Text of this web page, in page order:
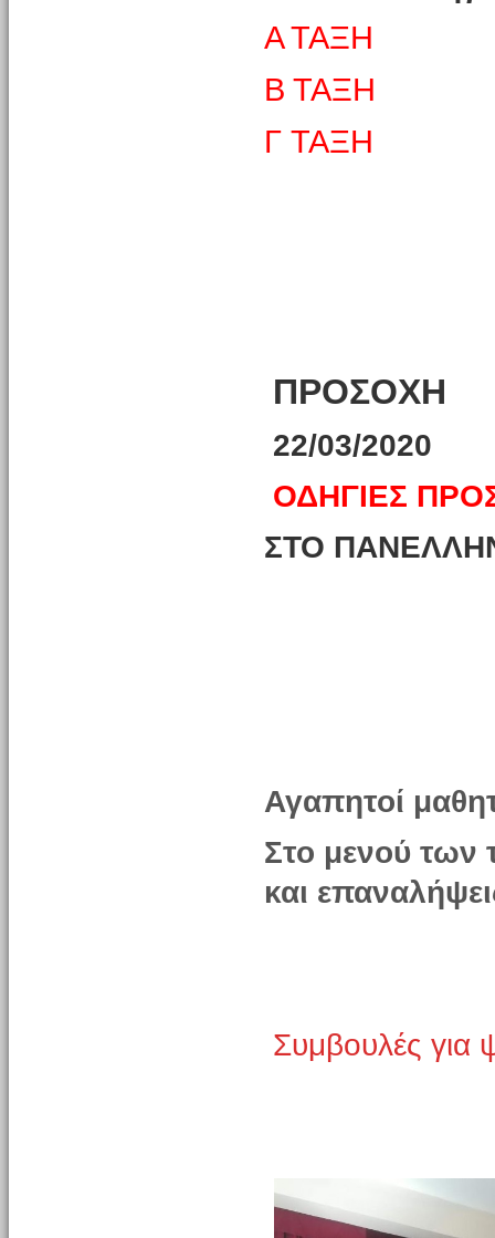
Α ΤΑΞΗ
Β ΤΑΞΗ
Γ ΤΑΞΗ
ΠΡΟΣΟΧΗ
22/03/2020
ΟΔΗΓΙΕΣ
ΣΤΟ
Αγαπητοί
Στο μενού των
και
Συμβουλές για